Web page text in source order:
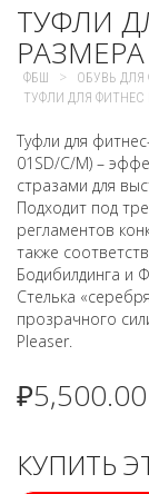
ТУФЛИ
РАЗМЕРА
ФБШ > ОБУВЬ
ТУФЛИ ДЛЯ ФИТНЕС
Туфли для
01SD/C/M) –
стразами для
Подходит под
регламентов
также
Бодибилдинга и
Стелька
прозрачного
Pleaser.
₽5,500.00
КУПИТЬ